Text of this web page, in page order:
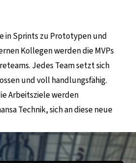
in Sprints zu Prototypen und
Kollegen werden die MVPs
Jedes Team setzt sich
und voll handlungsfähig.
Arbeitsziele werden
Technik, sich an diese neue